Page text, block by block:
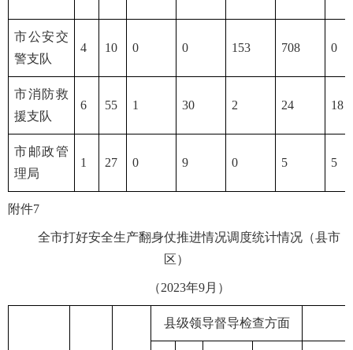
市公安交
警支队
4 10 0 0 153 708 0
市消防救
援支队
6 55 1 30 2 24 18
市邮政管
理局
1 27 0 9 0 5 5
附件7
全市打好安全生产翻身仗推进情况调度统计情况（县市
区）
（2023年9月）
县级领导督导检查方面